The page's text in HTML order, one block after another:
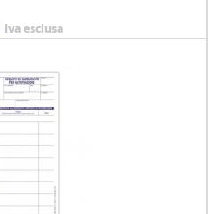
Iva esclusa